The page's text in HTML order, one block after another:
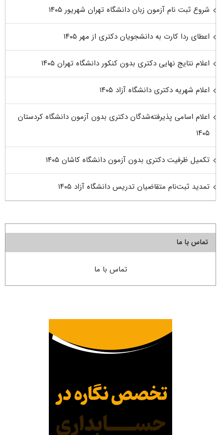
شروع ثبت نام آزمون زبان دانشگاه تهران شهریور ۱۴۰۵
اعطای ردا کارت به دانشجویان دکتری از مهر ۱۴۰۵
اعلام نتایج نهایی دکتری بدون کنکور دانشگاه تهران ۱۴۰۵
اعلام شهریه دکتری دانشگاه آزاد ۱۴۰۵
اعلام اسامی پذیرفته‌شدگان دکتری بدون آزمون دانشگاه کردستان
۱۴۰۵
تکمیل ظرفیت دکتری بدون آزمون دانشگاه کاشان ۱۴۰۵
تمدید ثبت‌نام متقاضیان تدریس دانشگاه آزاد ۱۴۰۵
تماس با ما
تماس با ما